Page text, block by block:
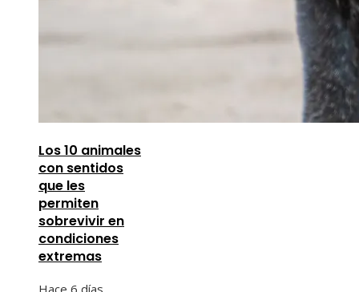
Los 10 animales
con sentidos
que les
permiten
sobrevivir en
condiciones
extremas
Hace 6 días